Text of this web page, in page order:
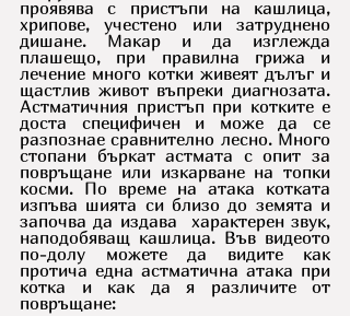
проявява с пристъпи на кашлица,
хрипове, учестено или затруднено
дишане. Макар и да изглежда
плашещо, при правилна грижа и
лечение много котки живеят дълъг и
щастлив живот въпреки диагнозата.
Астматичния пристъп при котките е
доста специфичен и може да се
разпознае сравнително лесно. Много
стопани бъркат астмата с опит за
повръщане или изкарване на топки
косми. По време на атака котката
изпъва шията си близо до земята и
започва да издава  характерен звук,
наподобяващ кашлица. Във видеото
по-долу можете да видите как
протича една астматична атака при
котка и как да я различите от
повръщане: